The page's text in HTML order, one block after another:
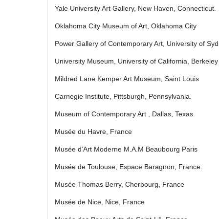
Yale University Art Gallery, New Haven, Connecticut.
Oklahoma City Museum of Art, Oklahoma City
Power Gallery of Contemporary Art, University of
University Museum, University of California, Berkeley
Mildred Lane Kemper Art Museum, Saint Louis
Carnegie Institute, Pittsburgh, Pennsylvania.
Museum of Contemporary Art , Dallas, Texas
Musée du Havre, France
Musée d’Art Moderne M.A.M Beaubourg Paris
Musée de Toulouse, Espace Baragnon, France.
Musée Thomas Berry, Cherbourg, France
Musée de Nice, Nice, France